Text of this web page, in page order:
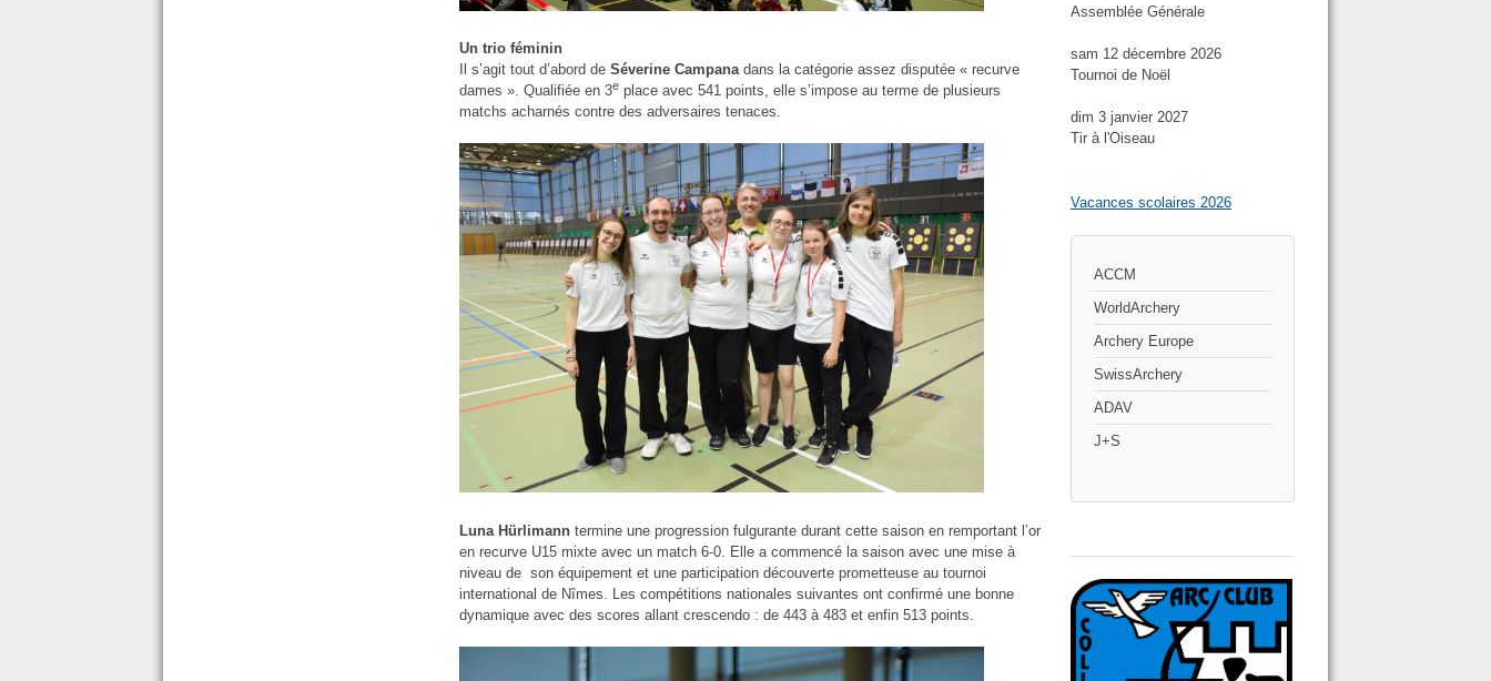
Un trio féminin
Il s’agit tout d’abord deSéverine Campana dans la catégorie assez disputée « recurve
dames ». Qualifiée en 3e place avec 541 points, elle s’impose au terme de plusieurs
matchs acharnés contre des adversaires tenaces.
Luna Hürlimann termine une progression fulgurante durant cette saison en remportant l’or
en recurve U15 mixte avec un match 6-0. Elle a commencé la saison avec une mise à
niveau de son équipement et une participation découverte prometteuse au tournoi
international de Nîmes. Les compétitions nationales suivantes ont confirmé une bonne
dynamique avec des scores allant crescendo : de 443 à 483 et enfin 513 points.
Assemblée Générale
sam 12 décembre 2026
Tournoi de Noël
dim 3 janvier 2027
Tir à l'Oiseau
Vacances scolaires 2026
ACCM
WorldArchery
Archery Europe
SwissArchery
ADAV
J+S